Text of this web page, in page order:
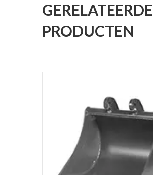
GERELATEERDE
PRODUCTEN